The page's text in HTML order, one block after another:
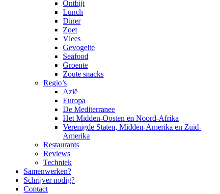
Ontbijt
Lunch
Diner
Zoet
Vlees
Gevogelte
Seafood
Groente
Zoute snacks
Regio’s
Azië
Europa
De Mediterranee
Het Midden-Oosten en Noord-Afrika
Verenigde Staten, Midden-Amerika en Zuid-
Amerika
Restaurants
Reviews
Techniek
Samenwerken?
Schrijver nodig?
Contact